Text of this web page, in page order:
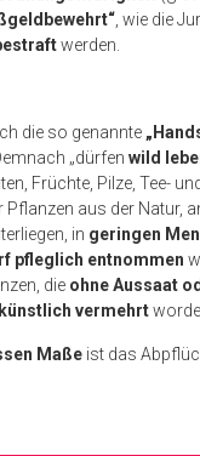
, wie die
werden.
die so genannte
„dürfen wild
Früchte, Pilze, Tee-
Pflanzen aus der Natur,
in geringen
pfleglich entnommen
die ohne Aussaat
vermehrt
Maßeist das